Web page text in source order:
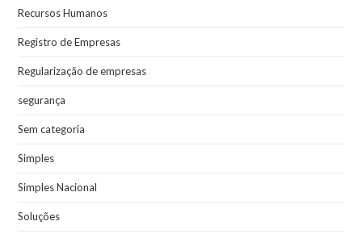
Recursos Humanos
Registro de Empresas
Regularização de empresas
segurança
Sem categoria
Simples
Simples Nacional
Soluções